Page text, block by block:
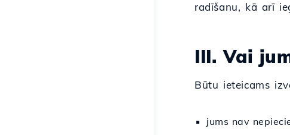
radīšanu, kā arī
III. Vai
Būtu ieteicams
jums nav